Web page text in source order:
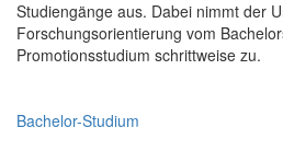
Studiengänge aus. Dabei nimmt der
Forschungsorientierung vom
Promotionsstudium schrittweise zu.
Bachelor-Studium